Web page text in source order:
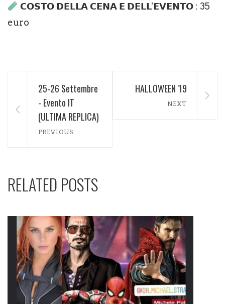
𝗖𝗢𝗦𝗧𝗢 𝗗𝗘𝗟𝗟𝗔 𝗖𝗘𝗡𝗔 𝗘 𝗗𝗘𝗟𝗟'𝗘𝗩𝗘𝗡𝗧𝗢 : 35
euro
25-26 Settembre
- Evento IT
(ULTIMA REPLICA)
PREVIOUS
HALLOWEEN '19
NEXT
RELATED POSTS